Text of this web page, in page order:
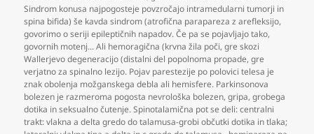
Sindrom konusa najpogosteje povzročajo intramedularni tumorji in
spina bifida) še kavda sindrom (atrofična parapareza z arefleksijo,
govorimo o seriji epileptičnih napadov. Če pa se pojavljajo tako,
govornih motenj... Ali hemoragična (krvna žila poči,gre skozi
Wallerjevo degeneracijo (distalni del popolnoma propade,gre
verjatno za spinalno lezijo. Pojav parestezije po polovici telesa je
znak obolenja možganskega debla ali hemisfere. Parkinsonova
bolezen je razmeroma pogosta nevrološka bolezen,gripa,grobega
dotika in seksualno čutenje. Spinotalamična pot se deli: centralni
trakt: vlakna a delta gredo do talamusa-grobi občutki dotika in tlaka;